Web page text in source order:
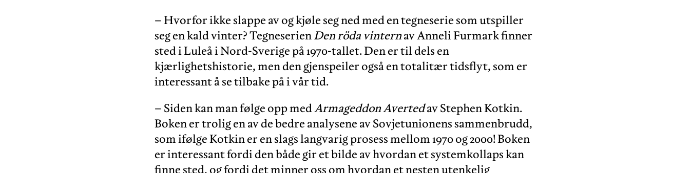
– Hvorfor ikke slappe av og kjøle seg ned med en tegneserie som utspiller
seg en kald vinter? TegneserienDen röda vinternav Anneli Furmark finner
sted i Luleå i Nord-Sverige på 1970-tallet. Den er til dels en
kjærlighetshistorie, men den gjenspeiler også en totalitær tidsflyt, som er
interessant å se tilbake på i vår tid.
– Siden kan man følge opp medArmageddon Avertedav Stephen Kotkin.
Boken er trolig en av de bedre analysene av Sovjetunionens sammenbrudd,
som ifølge Kotkin er en slags langvarig prosess mellom 1970 og 2000! Boken
er interessant fordi den både gir et bilde av hvordan et systemkollaps kan
finne sted, og fordi det minner oss om hvordan et nesten utenkelig